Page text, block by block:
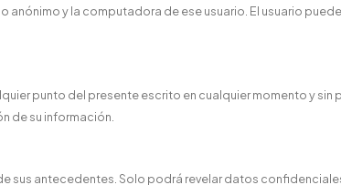
y la computadora de ese usuario. El usuario
punto del presente escrito en cualquier momento y sin
de su información.
sus antecedentes. Solo podrá revelar datos